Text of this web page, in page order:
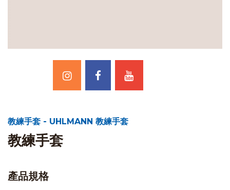
教練手套 - UHLMANN 教練手套
教練手套
產品規格